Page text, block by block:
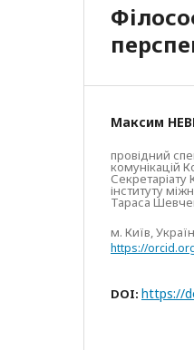
Максим
провідний
комунікацій
Секретаріату
інституту
Тараса
м. Київ,
https://
DOI: https://